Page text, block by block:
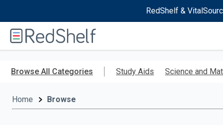
RedShelf &
RedShelf
Browse All Categories Study Aids Science and
Home Browse